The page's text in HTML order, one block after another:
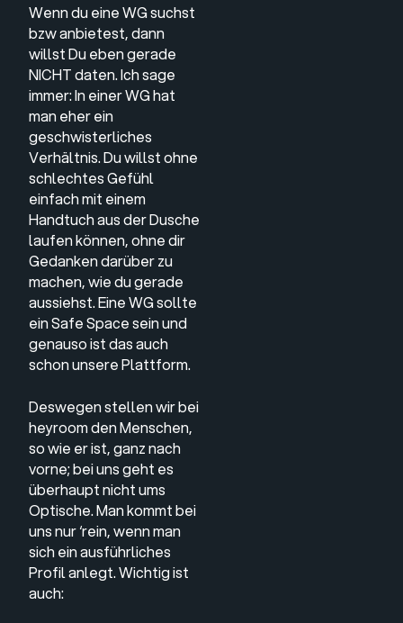
Wenn du eine WG suchst
bzw anbietest, dann
willst Du eben gerade
NICHT daten. Ich sage
immer: In einer WG hat
man eher ein
geschwisterliches
Verhältnis. Du willst ohne
schlechtes Gefühl
einfach mit einem
Handtuch aus der Dusche
laufen können, ohne dir
Gedanken darüber zu
machen, wie du gerade
aussiehst. Eine WG sollte
ein Safe Space sein und
genauso ist das auch
schon unsere Plattform.
Deswegen stellen wir bei
heyroom den Menschen,
so wie er ist, ganz nach
vorne; bei uns geht es
überhaupt nicht ums
Optische. Man kommt bei
uns nur ‘rein, wenn man
sich ein ausführliches
Profil anlegt. Wichtig ist
auch: